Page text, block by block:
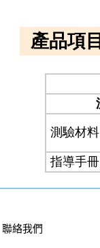
聯絡我們